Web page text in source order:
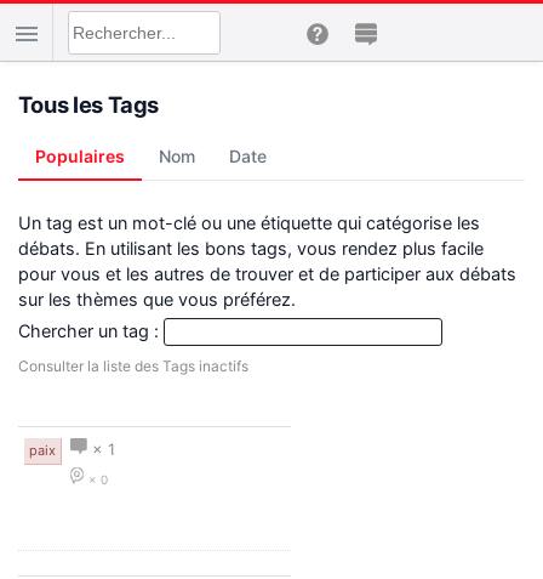
Tous les Tags
Populaires Nom Date
Un tag est un mot-clé ou une étiquette qui catégorise les
débats. En utilisant les bons tags, vous rendez plus facile
pour vous et les autres de trouver et de participer aux débats
sur les thèmes que vous préférez.
Chercher un tag :
Consulter la liste des Tags inactifs
paix × 1
× 0